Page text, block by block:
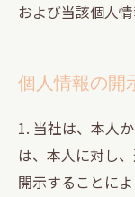
および当該個人
個人情報の開
1. 当社は、本人
は、本人に対し
開示することに